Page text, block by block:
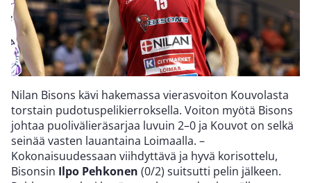
Nilan Bisons kävi hakemassa vierasvoiton Kouvolasta
torstain pudotuspelikierroksella. Voiton myötä Bisons
johtaa puolivälieräsarjaa luvuin 2–0 ja Kouvot on selkä
seinää vasten lauantaina Loimaalla. –
Kokonaisuudessaan viihdyttävä ja hyvä korisottelu,
Bisonsin Ilpo Pehkonen (0/2) suitsutti pelin jälkeen.